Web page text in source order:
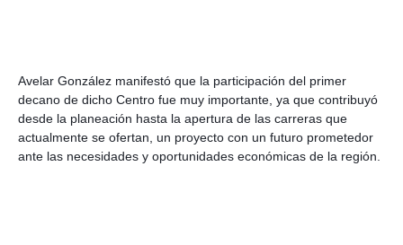
Avelar González manifestó que la participación del primer
decano de dicho Centro fue muy importante, ya que contribuyó
desde la planeación hasta la apertura de las carreras que
actualmente se ofertan, un proyecto con un futuro prometedor
ante las necesidades y oportunidades económicas de la región.